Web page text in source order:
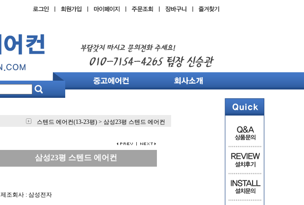
스텐드 에어컨(13-23평) > 삼성23평 스텐드 에어컨
삼성23평 스텐드 에어컨
제조회사 : 삼성전자